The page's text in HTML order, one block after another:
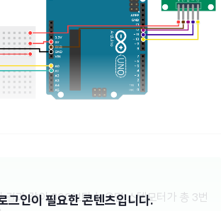
그인이 필요한 콘텐츠입니다.
결과 값이 300보다 높으면 스텝모터가 총 3번